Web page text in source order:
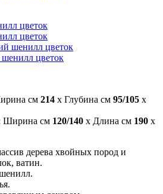
цветок
см 214 x Глубина см 95/105 x
Ширина см 120/140 x Длина см 190 x
дерева хвойных пород и
ватин.